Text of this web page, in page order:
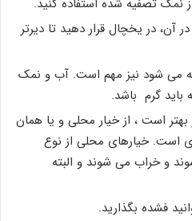
آن، در یخچال قرار دهید تا دیرتر
می شود نیز مهم است. آب و نمک
باید گرم باشد.
است ، از خیار محلی و یا همان
است. خیارهای محلی از نوع
و خراب می شوند و البته
فشده بگذارید.